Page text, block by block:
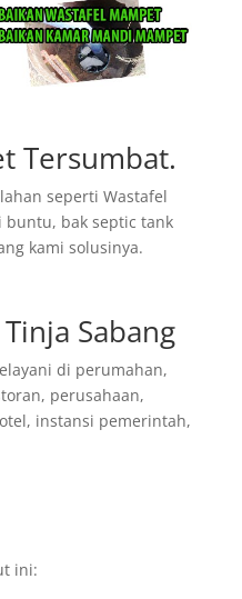
Tersumbat.
seperti Wastafel
bak septic tank
kami solusinya.
Sabang
di perumahan,
perusahaan,
instansi pemerintah,
ini: